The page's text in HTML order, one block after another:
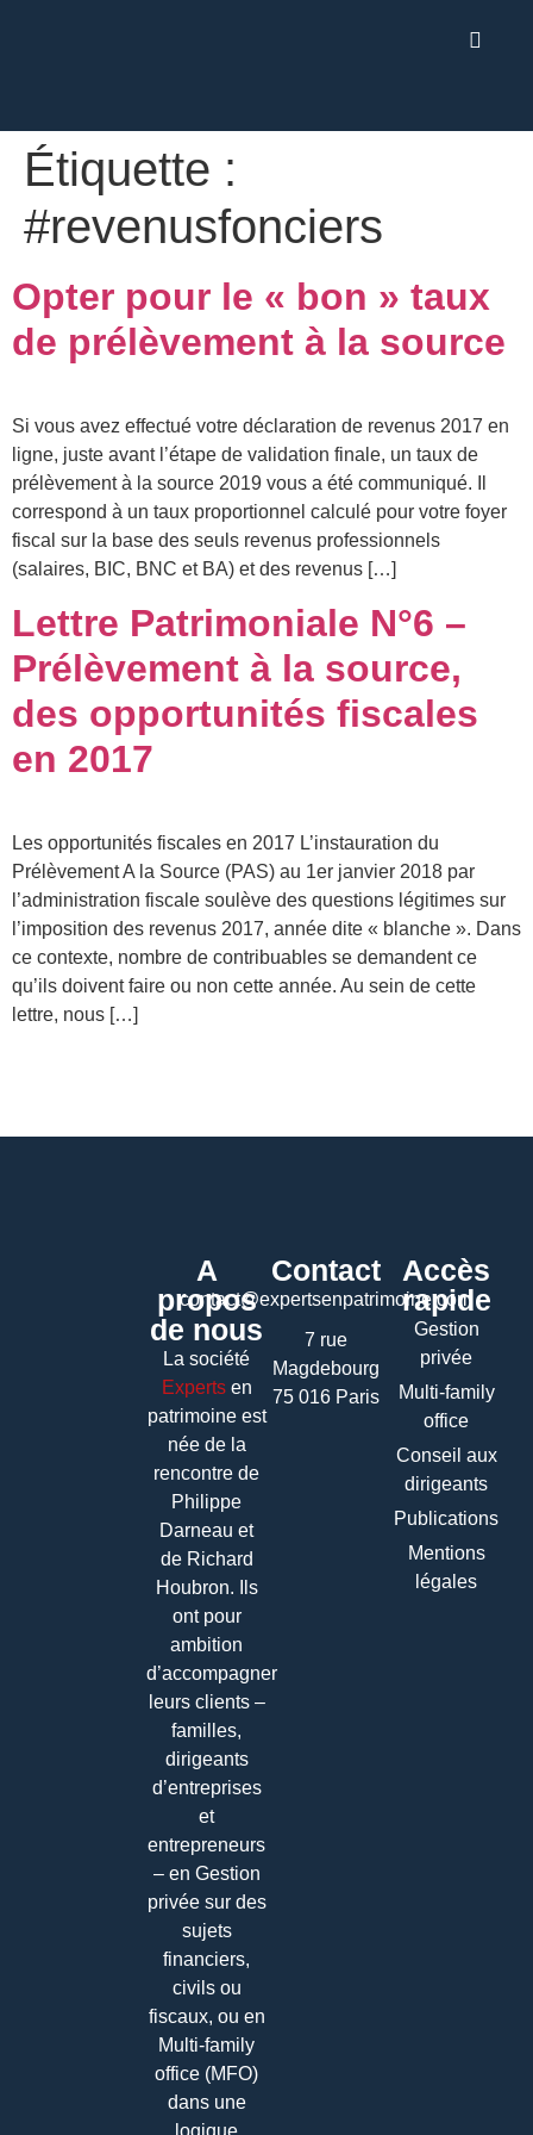
Étiquette :
#revenusfonciers
Opter pour le « bon » taux
de prélèvement à la source
Si vous avez effectué votre déclaration de revenus 2017 en
ligne, juste avant l’étape de validation finale, un taux de
prélèvement à la source 2019 vous a été communiqué. Il
correspond à un taux proportionnel calculé pour votre foyer
fiscal sur la base des seuls revenus professionnels
(salaires, BIC, BNC et BA) et des revenus […]
Lettre Patrimoniale N°6 –
Prélèvement à la source,
des opportunités fiscales
en 2017
Les opportunités fiscales en 2017 L’instauration du
Prélèvement A la Source (PAS) au 1er janvier 2018 par
l’administration fiscale soulève des questions légitimes sur
l’imposition des revenus 2017, année dite « blanche ». Dans
ce contexte, nombre de contribuables se demandent ce
qu’ils doivent faire ou non cette année. Au sein de cette
lettre, nous […]
A
propos
de nous
La société
Expertsen
patrimoine est
née de la
rencontre de
Philippe
Darneau et
de Richard
Houbron. Ils
ont pour
ambition
d’accompagner
leurs clients –
familles,
dirigeants
d’entreprises
et
entrepreneurs
– en Gestion
privée sur des
sujets
financiers,
civils ou
fiscaux, ou en
Multi-family
office (MFO)
dans une
logique
Contact
contact@expertsenpatrimoine.com
7 rue
Magdebourg
75 016 Paris
Accès
rapide
Gestion
privée
Multi-family
office
Conseil aux
dirigeants
Publications
Mentions
légales